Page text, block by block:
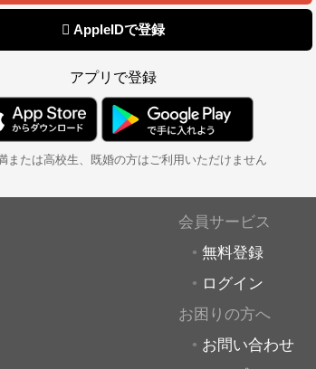
 AppleIDで登録
アプリで登録
または高校生、既婚の方はご利用いただけません
会員サービス
無料登録
ログイン
お困りの方へ
お問い合わせ